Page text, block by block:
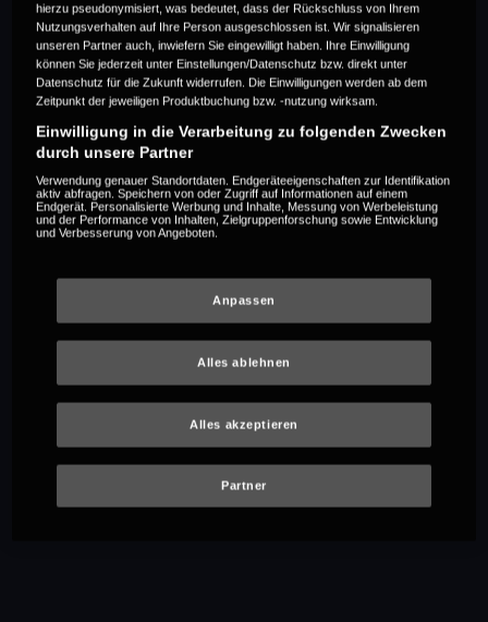
hierzu pseudonymisiert, was bedeutet, dass der Rückschluss von Ihrem
Nutzungsverhalten auf Ihre Person ausgeschlossen ist. Wir signalisieren
unseren Partner auch, inwiefern Sie eingewilligt haben. Ihre Einwilligung
können Sie jederzeit unter Einstellungen/Datenschutz bzw. direkt unter
Datenschutz für die Zukunft widerrufen. Die Einwilligungen werden ab dem
Zeitpunkt der jeweiligen Produktbuchung bzw. -nutzung wirksam.
Einwilligung in die Verarbeitung zu folgenden Zwecken
durch unsere Partner
Verwendung genauer Standortdaten. Endgeräteeigenschaften zur Identifikation
aktiv abfragen. Speichern von oder Zugriff auf Informationen auf einem
Endgerät. Personalisierte Werbung und Inhalte, Messung von Werbeleistung
und der Performance von Inhalten, Zielgruppenforschung sowie Entwicklung
und Verbesserung von Angeboten.
Anpassen
Alles ablehnen
Alles akzeptieren
Partner